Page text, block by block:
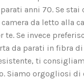
anni 70. Se
da letto
Se invece
da parati in fibra
ti
Siamo orgogliosi